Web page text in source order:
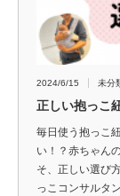
2024/6/15 未分
正しい抱っこ
毎日使う抱っこ
い！？赤ちゃん
そ、正しい選び
っこコンサルタ